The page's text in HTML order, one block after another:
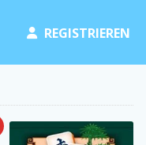
REGISTRIEREN